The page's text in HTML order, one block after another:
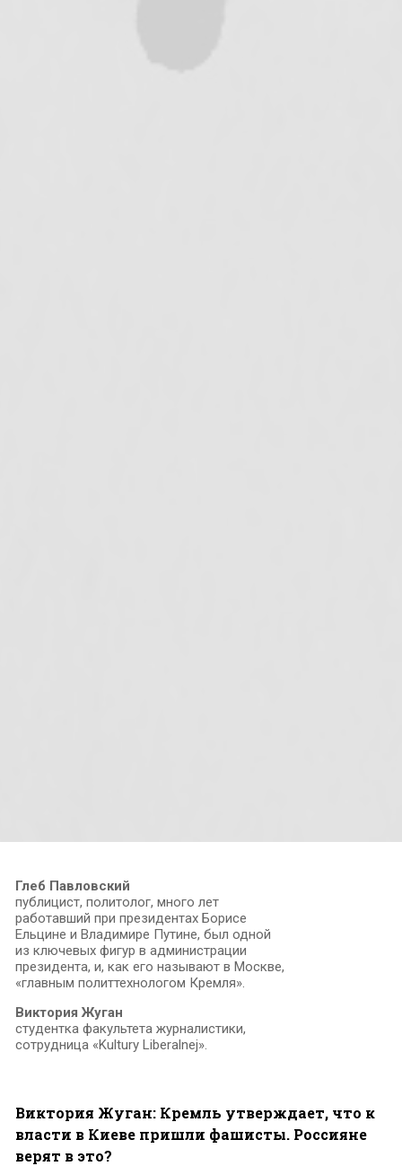
Глеб Павловский
публицист, политолог, много лет
работавший при президентах Борисе
Ельцине и Владимире Путине, был одной
из ключевых фигур в администрации
президента, и, как его называют в Москве,
«главным политтехнологом Кремля».
Виктория Жуган
студентка факультета журналистики,
сотрудница «Kultury Liberalnej».
Виктория Жуган: Кремль утверждает, что к
власти в Киеве пришли фашисты. Россияне
верят в это?